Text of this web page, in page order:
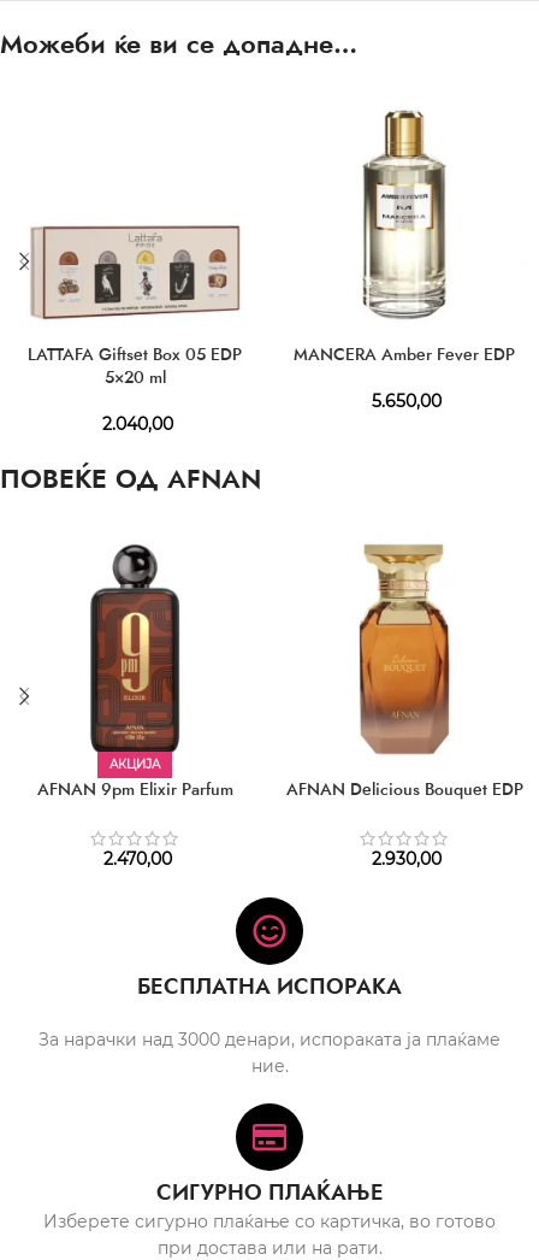
Можеби ќе ви се допадне…
LATTAFA Giftset Box 05 EDP
5×20 ml
2.040,00
MANCERA Amber Fever EDP
5.650,00
ПОВЕЌЕ ОД AFNAN
АКЦИЈА
AFNAN 9pm Elixir Parfum
2.470,00
AFNAN Delicious Bouquet EDP
2.930,00
БЕСПЛАТНА ИСПОРАКА
За нарачки над 3000 денари, испораката ја плаќаме
ние.
СИГУРНО ПЛАЌАЊЕ
Изберете сигурно плаќање со картичка, во готово
при достава или на рати.